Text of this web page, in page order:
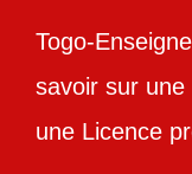
Togo-
savoir sur
une Licence